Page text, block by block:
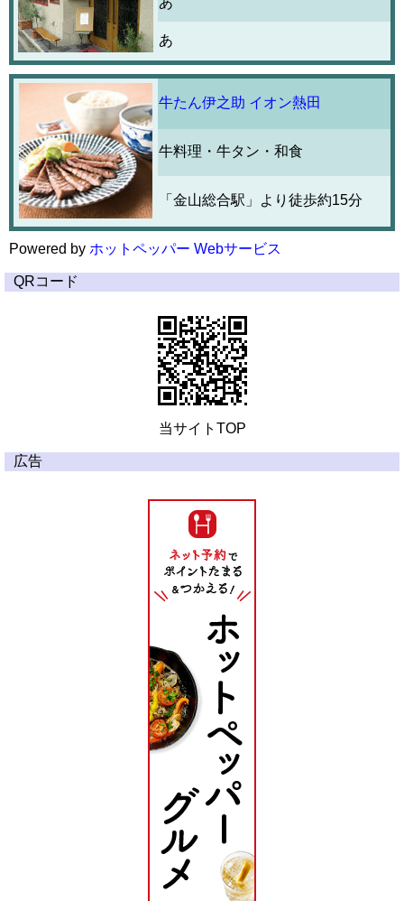
あ
牛たん伊之助 イオン熱田
牛料理・牛タン・和食
「金山総合駅」より徒歩約15分
Powered by ホットペッパー Webサービス
QRコード
当サイトTOP
広告